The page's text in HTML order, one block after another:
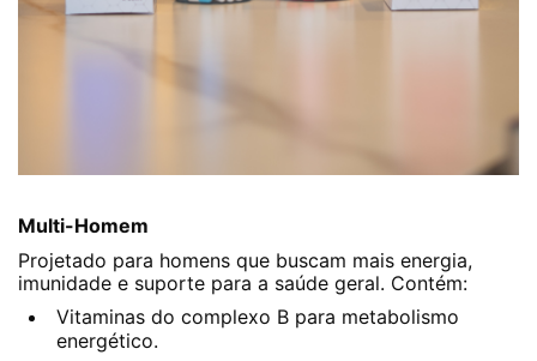
Multi-Homem
Projetado para homens que buscam mais energia,
imunidade e suporte para a saúde geral. Contém:
Vitaminas do complexo B para metabolismo
energético.